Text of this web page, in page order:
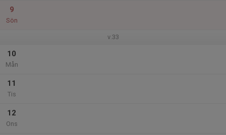
9
Sön
v.33
10
Mån
11
Tis
12
Ons